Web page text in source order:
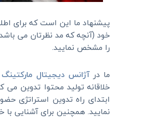
پیشنهاد ما این است که برای
خود (آنچه که مد نظرتان می
را مشخص نمایید.
ما درآژانس دیجیتال مارکتینگ
خلاقانه تولید محتوا تدوین
ابتدای راه تدوین استراتژی
نمایید. همچنین برای آشنایی با